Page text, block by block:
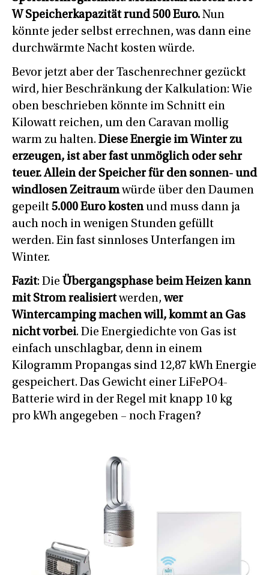
W Speicherkapazität rund 500 Euro. Nun
könnte jeder selbst errechnen, was dann eine
durchwärmte Nacht kosten würde.
Bevor jetzt aber der Taschenrechner gezückt
wird, hier Beschränkung der Kalkulation: Wie
oben beschrieben könnte im Schnitt ein
Kilowatt reichen, um den Caravan mollig
warm zu halten. Diese Energie im Winter zu
erzeugen, ist aber fast unmöglich oder sehr
teuer. Allein der Speicher für den sonnen- und
windlosen Zeitraumwürde über den Daumen
gepeilt 5.000 Euro kostenund muss dann ja
auch noch in wenigen Stunden gefüllt
werden. Ein fast sinnloses Unterfangen im
Winter.
Fazit: Die Übergangsphase beim Heizen kann
mit Strom realisiertwerden,wer
Wintercamping machen will, kommt an Gas
nicht vorbei. Die Energiedichte von Gas ist
einfach unschlagbar, denn in einem
Kilogramm Propangas sind 12,87 kWh Energie
gespeichert. Das Gewicht einer LiFePO4-
Batterie wird in der Regel mit knapp 10 kg
pro kWh angegeben – noch Fragen?